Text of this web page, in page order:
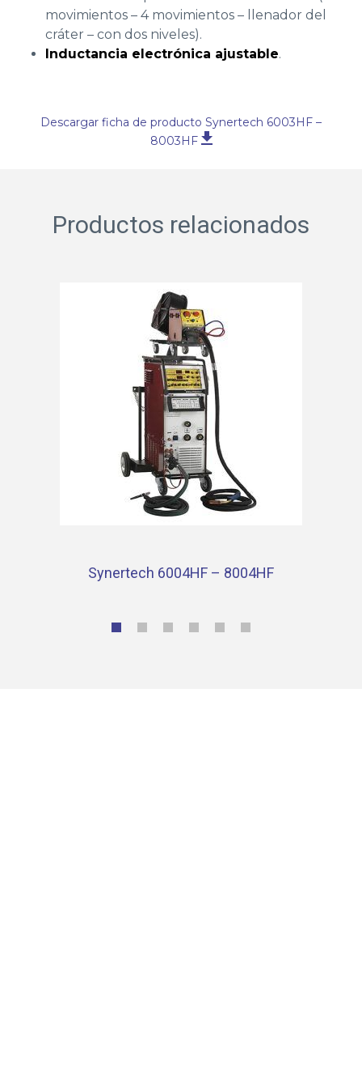
movimientos – 4 movimientos – llenador del
cráter – con dos niveles).
Inductancia electrónica ajustable.
Descargar ficha de producto Synertech 6003HF –
8003HF
Productos relacionados
Synertech 6004HF – 8004HF